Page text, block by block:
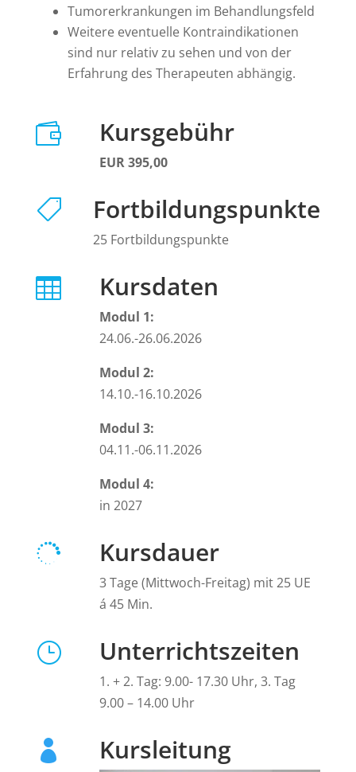
Tumorerkrankungen im Behandlungsfeld
Weitere eventuelle Kontraindikationen
sind nur relativ zu sehen und von der
Erfahrung des Therapeuten abhängig.
 Kursgebühr
EUR 395,00
 Fortbildungspunkte
25 Fortbildungspunkte
 Kursdaten
Modul 1:
24.06.-26.06.2026
Modul 2:
14.10.-16.10.2026
Modul 3:
04.11.-06.11.2026
Modul 4:
in 2027
 Kursdauer
3 Tage (Mittwoch-Freitag) mit 25 UE
á 45 Min.
} Unterrichtszeiten
1. + 2. Tag: 9.00- 17.30 Uhr, 3. Tag
9.00 – 14.00 Uhr
 Kursleitung